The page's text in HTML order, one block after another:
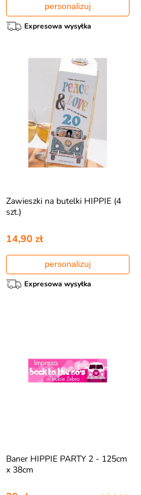
personalizuj
Expresowa wysyłka
Zawieszki na butelki HIPPIE (4
szt.)
14,90 zł
personalizuj
Expresowa wysyłka
Baner HIPPIE PARTY 2 - 125cm
x 38cm